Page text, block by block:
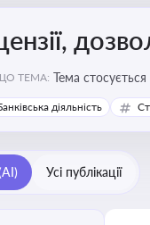
ТЕМА: Тема
господарської
діяльність
Усі публікації